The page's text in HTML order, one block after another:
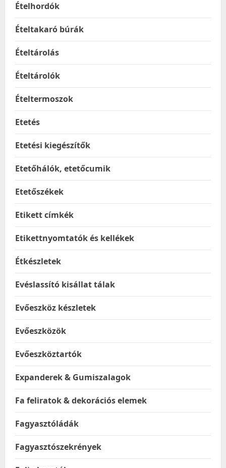
Ételhordók
Ételtakaró búrák
Ételtárolás
Ételtárolók
Ételtermoszok
Etetés
Etetési kiegészítők
Etetőhálók, etetőcumik
Etetőszékek
Etikett címkék
Etikettnyomtatók és kellékek
Étkészletek
Evéslassító kisállat tálak
Evőeszköz készletek
Evőeszközök
Evőeszköztartók
Expanderek & Gumiszalagok
Fa feliratok & dekorációs elemek
Fagyasztóládák
Fagyasztószekrények